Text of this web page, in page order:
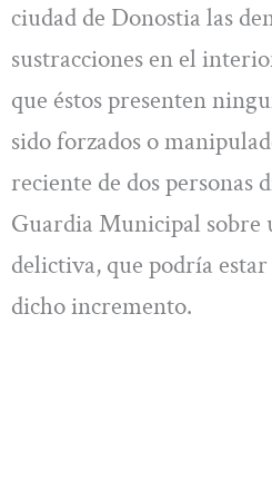
ciudad de Donostia las
sustracciones en el
que éstos presenten
sido forzados o
reciente de dos personas
Guardia Municipal sobre
delictiva, que podría
dicho incremento.